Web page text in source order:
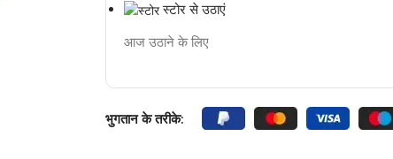
स्टोर से उठाएं
आज उठाने के लिए
भुगतान के तरीके: